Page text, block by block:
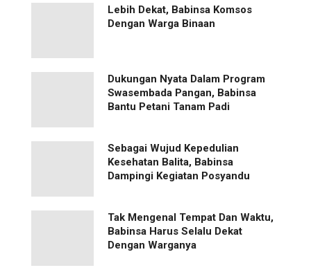
Lebih Dekat, Babinsa Komsos
Dengan Warga Binaan
Dukungan Nyata Dalam Program
Swasembada Pangan, Babinsa
Bantu Petani Tanam Padi
Sebagai Wujud Kepedulian
Kesehatan Balita, Babinsa
Dampingi Kegiatan Posyandu
Tak Mengenal Tempat Dan Waktu,
Babinsa Harus Selalu Dekat
Dengan Warganya